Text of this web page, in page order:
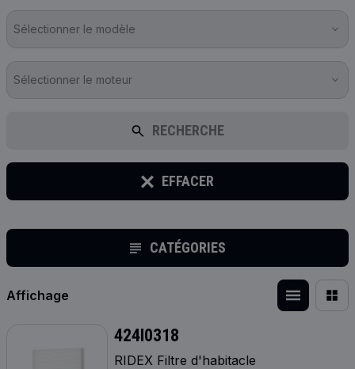
Sélectionner le modèle
Sélectionner le moteur
RECHERCHE
EFFACER
CATÉGORIES
Affichage
424I0318
RIDEX Filtre d'habitacle